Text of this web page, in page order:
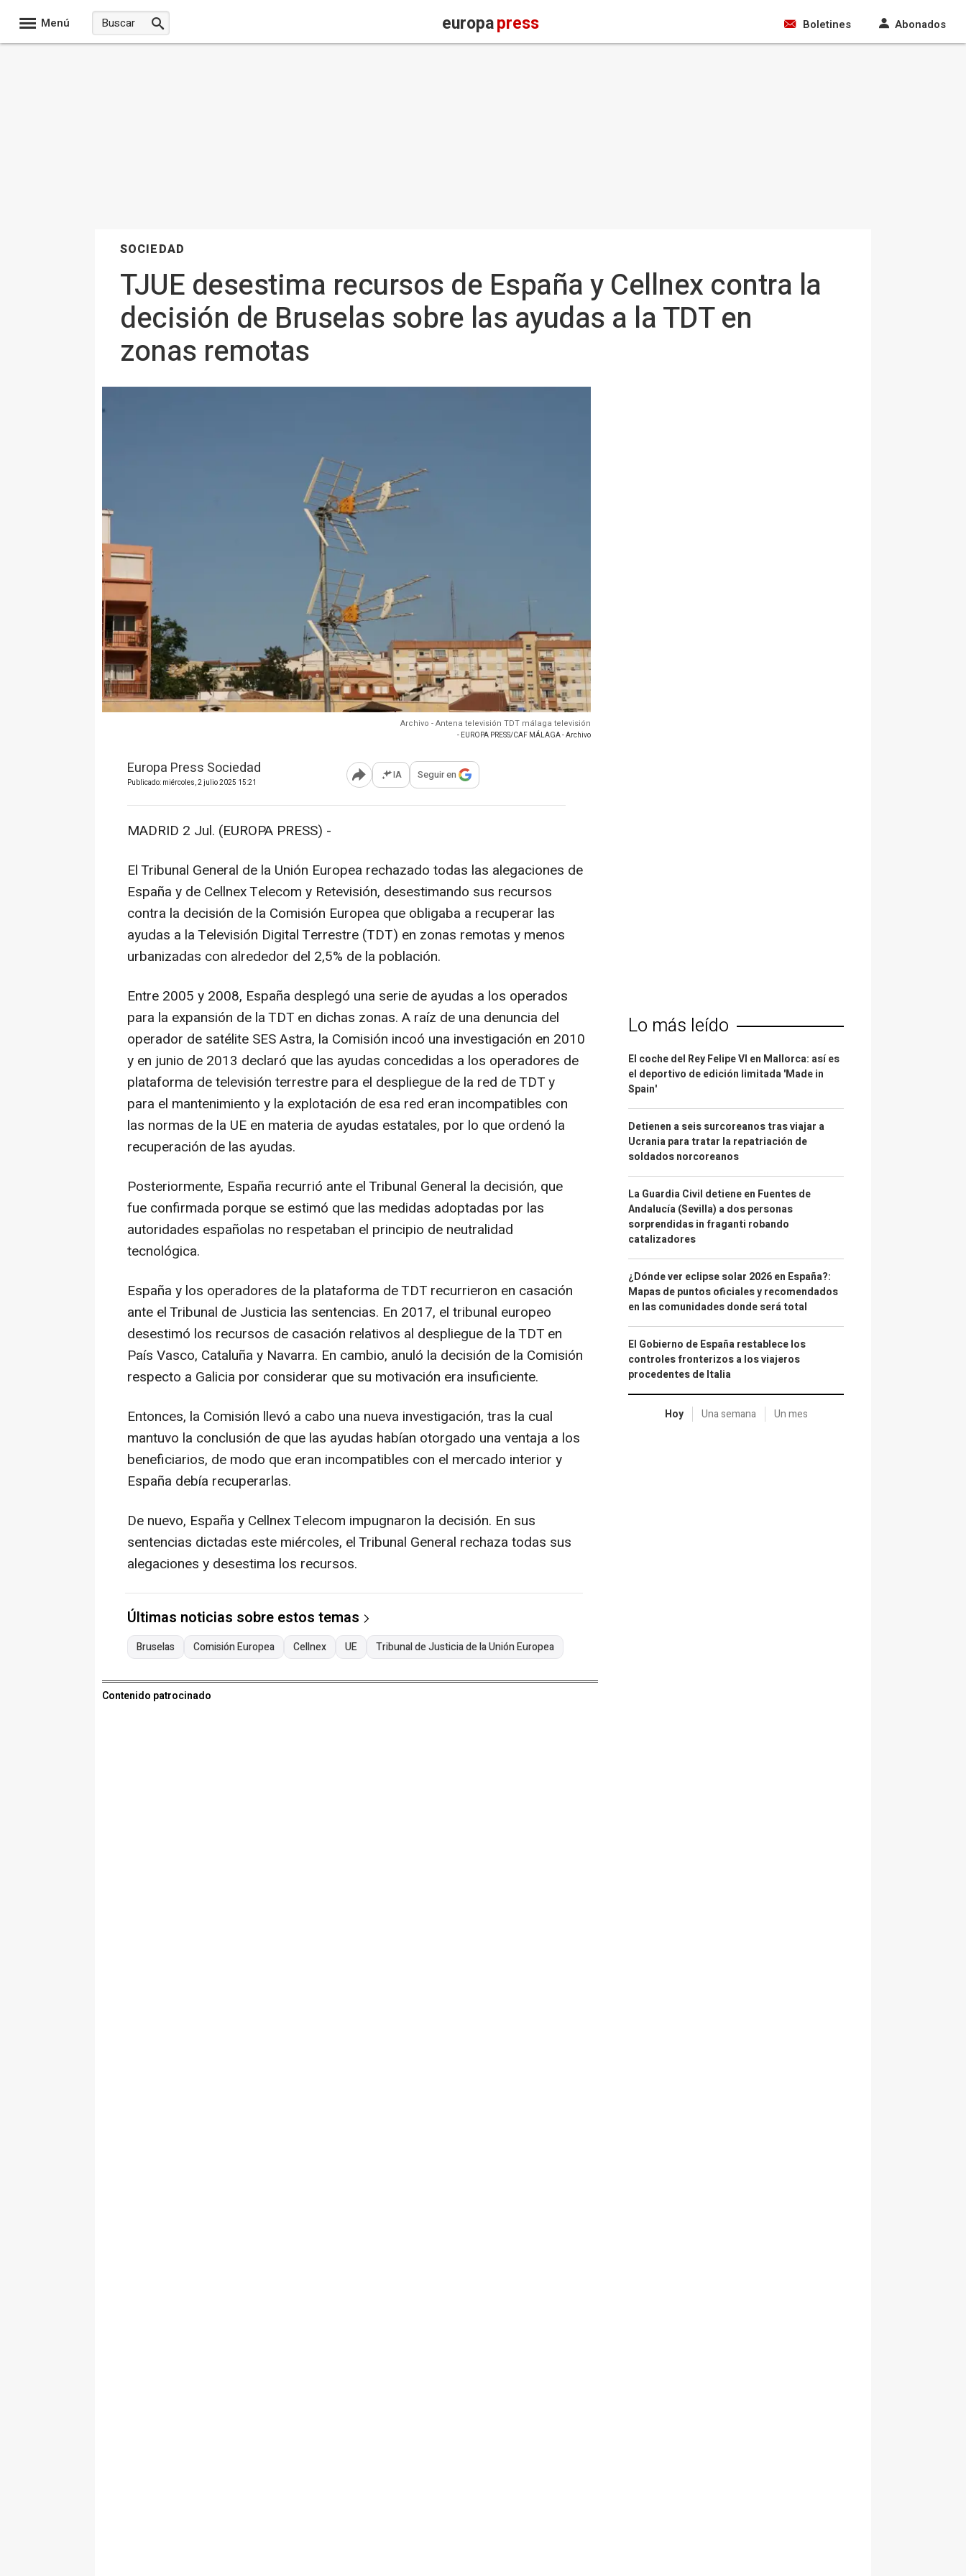
Menú europapress Boletines Abonados
SOCIEDAD
TJUE desestima recursos de España y Cellnex contra la
decisión de Bruselas sobre las ayudas a la TDT en
zonas remotas
Archivo - Antena televisión TDT málaga televisión
- EUROPA PRESS/CAF MÁLAGA - Archivo
Europa Press Sociedad
Publicado: miércoles, 2 julio 2025 15:21 Abrir opciones para compartir
IA Seguir en
MADRID 2 Jul. (EUROPA PRESS) -
El Tribunal General de la Unión Europea rechazado todas las alegaciones de
España y de Cellnex Telecom y Retevisión, desestimando sus recursos
contra la decisión de la Comisión Europea que obligaba a recuperar las
ayudas a la Televisión Digital Terrestre (TDT) en zonas remotas y menos
urbanizadas con alrededor del 2,5% de la población.
Entre 2005 y 2008, España desplegó una serie de ayudas a los operados
para la expansión de la TDT en dichas zonas. A raíz de una denuncia del
operador de satélite SES Astra, la Comisión incoó una investigación en 2010
y en junio de 2013 declaró que las ayudas concedidas a los operadores de
plataforma de televisión terrestre para el despliegue de la red de TDT y
para el mantenimiento y la explotación de esa red eran incompatibles con
las normas de la UE en materia de ayudas estatales, por lo que ordenó la
recuperación de las ayudas.
Posteriormente, España recurrió ante el Tribunal General la decisión, que
fue confirmada porque se estimó que las medidas adoptadas por las
autoridades españolas no respetaban el principio de neutralidad
tecnológica.
España y los operadores de la plataforma de TDT recurrieron en casación
ante el Tribunal de Justicia las sentencias. En 2017, el tribunal europeo
desestimó los recursos de casación relativos al despliegue de la TDT en
País Vasco, Cataluña y Navarra. En cambio, anuló la decisión de la Comisión
respecto a Galicia por considerar que su motivación era insuficiente.
Entonces, la Comisión llevó a cabo una nueva investigación, tras la cual
mantuvo la conclusión de que las ayudas habían otorgado una ventaja a los
beneficiarios, de modo que eran incompatibles con el mercado interior y
España debía recuperarlas.
De nuevo, España y Cellnex Telecom impugnaron la decisión. En sus
sentencias dictadas este miércoles, el Tribunal General rechaza todas sus
alegaciones y desestima los recursos.
Últimas noticias sobre estos temas
Bruselas Comisión Europea Cellnex UE Tribunal de Justicia de la Unión Europea
Contenido patrocinado
Lo más leído
El coche del Rey Felipe VI en Mallorca: así es
el deportivo de edición limitada 'Made in
Spain'
Detienen a seis surcoreanos tras viajar a
Ucrania para tratar la repatriación de
soldados norcoreanos
La Guardia Civil detiene en Fuentes de
Andalucía (Sevilla) a dos personas
sorprendidas in fraganti robando
catalizadores
¿Dónde ver eclipse solar 2026 en España?:
Mapas de puntos oficiales y recomendados
en las comunidades donde será total
El Gobierno de España restablece los
controles fronterizos a los viajeros
procedentes de Italia
Hoy Una semana Un mes